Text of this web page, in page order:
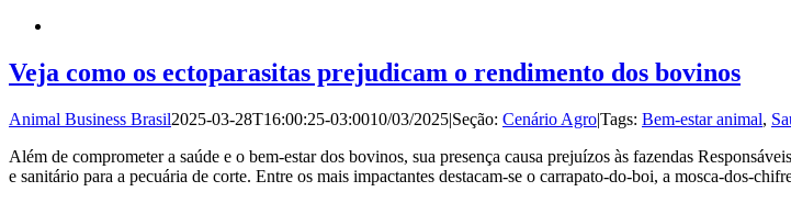
Veja como os ectoparasitas prejudicam o rendimento dos bovinos
Animal Business Brasil2025-03-28T16:00:25-03:0010/03/2025|Seção: Cenário Agro|Tags: Bem-estar animal,
Além de comprometer a saúde e o bem-estar dos bovinos, sua presença causa prejuízos às fazendas
e sanitário para a pecuária de corte. Entre os mais impactantes destacam-se o carrapato-do-boi, a mosca-dos-